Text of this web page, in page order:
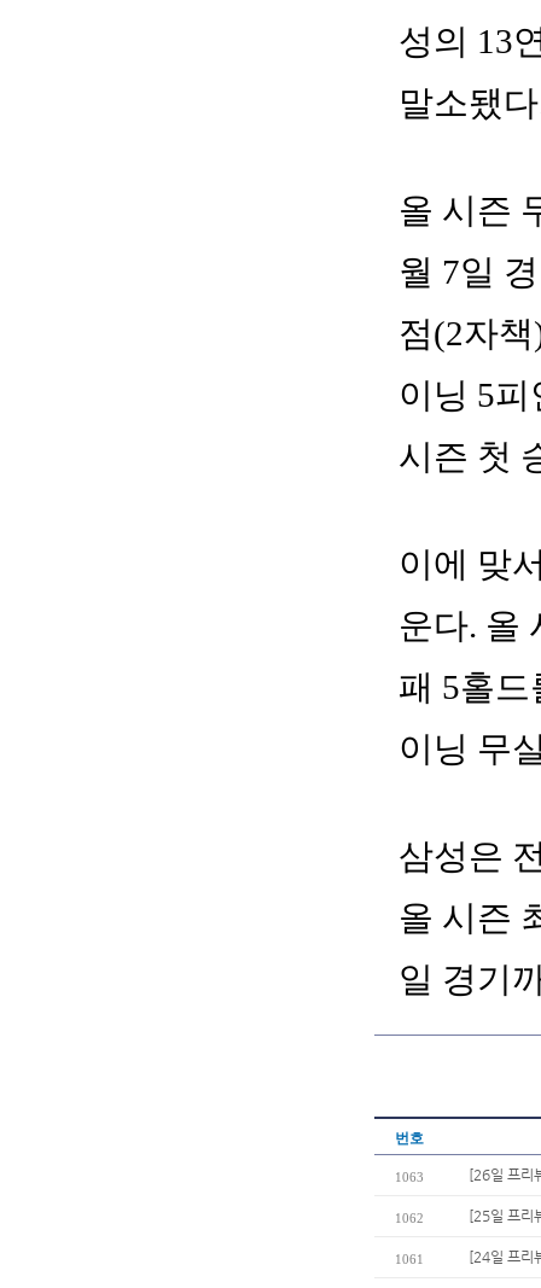
성의 13
말소됐
올 시즌
월 7일
점(2자
이닝 5
시즌 첫
이에 맞
운다. 올
패 5홀드
이닝 무
삼성은
올 시즌
일 경기
번호
1063 [26일 프리
1062 [25일 프리
1061 [24일 프리